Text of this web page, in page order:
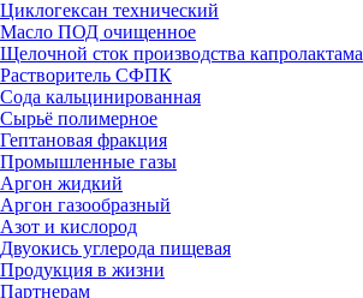
Циклогексан технический
Масло ПОД очищенное
Щелочной сток производства капролактама
Растворитель СФПК
Сода кальцинированная
Сырьё полимерное
Гептановая фракция
Промышленные газы
Аргон жидкий
Аргон газообразный
Азот и кислород
Двуокись углерода пищевая
Продукция в жизни
Партнерам